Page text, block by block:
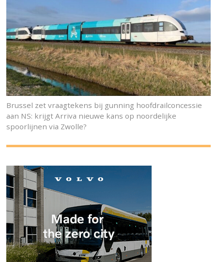
Brussel zet vraagtekens bij gunning hoofdrailconcessie
aan NS: krijgt Arriva nieuwe kans op noordelijke
spoorlijnen via Zwolle?